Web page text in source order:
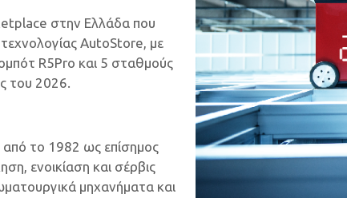
στην Ελλάδα που
AutoStore, με
R5Pro και 5 σταθμούς
του 2026.
από το 1982 ως επίσημος
ενοικίαση και σέρβις
μηχανήματα και